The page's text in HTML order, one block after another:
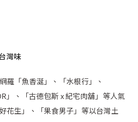
灣味
羅「魚香涎」、「水根行」、
」、「古德包斯 x 紀宅肉舖」等人氣
花生」、「果食男子」等以台灣土